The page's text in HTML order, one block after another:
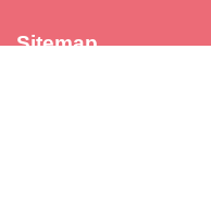
Sitemap